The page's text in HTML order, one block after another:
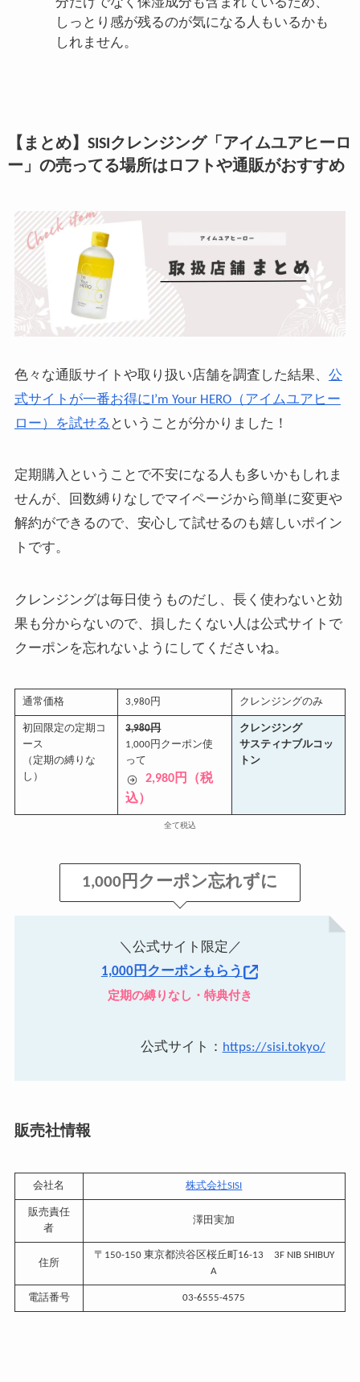
分だけでなく保湿成分も含まれているため、
しっとり感が残るのが気になる人もいるかも
しれません。
【まとめ】SISIクレンジング「アイムユアヒーロ
ー」の売ってる場所はロフトや通販がおすすめ
色々な通販サイトや取り扱い店舗を調査した結果、 公
式サイトが一番お得にI’m Your HERO（アイムユアヒー
ロー）を試せる ということが分かりました！
定期購入ということで不安になる人も多いかもしれま
せんが、回数縛りなしでマイページから簡単に変更や
解約ができるので、安心して試せるのも嬉しいポイン
トです。
クレンジングは毎日使うものだし、長く使わないと効
果も分からないので、損したくない人は公式サイトで
クーポンを忘れないようにしてくださいね。
通常価格 3,980円 クレンジングのみ
初回限定の定期コ
ース
（定期の縛りな
し）
3,980円
1,000円クーポン使
って
2,980円（税
込）
クレンジング
サスティナブルコッ
トン
全て税込
1,000円クーポン忘れずに
＼公式サイト限定／
1,000円クーポンもらう
定期の縛りなし・特典付き
公式サイト： https://sisi.tokyo/
販売社情報
会社名 株式会社SISI
販売責任
者
澤田実加
住所
〒150-150 東京都渋谷区桜丘町16-13 3F NIB SHIBUY
A
電話番号 03-6555-4575